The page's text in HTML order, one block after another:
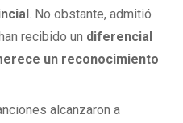
. No obstante, admitió
recibido un diferencial
un reconocimiento
alcanzaron a